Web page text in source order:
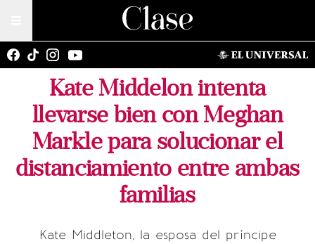
Kate Middelon intenta
llevarse bien con Meghan
Markle para solucionar el
distanciamiento entre ambas
familias
Kate Middleton, la esposa del príncipe